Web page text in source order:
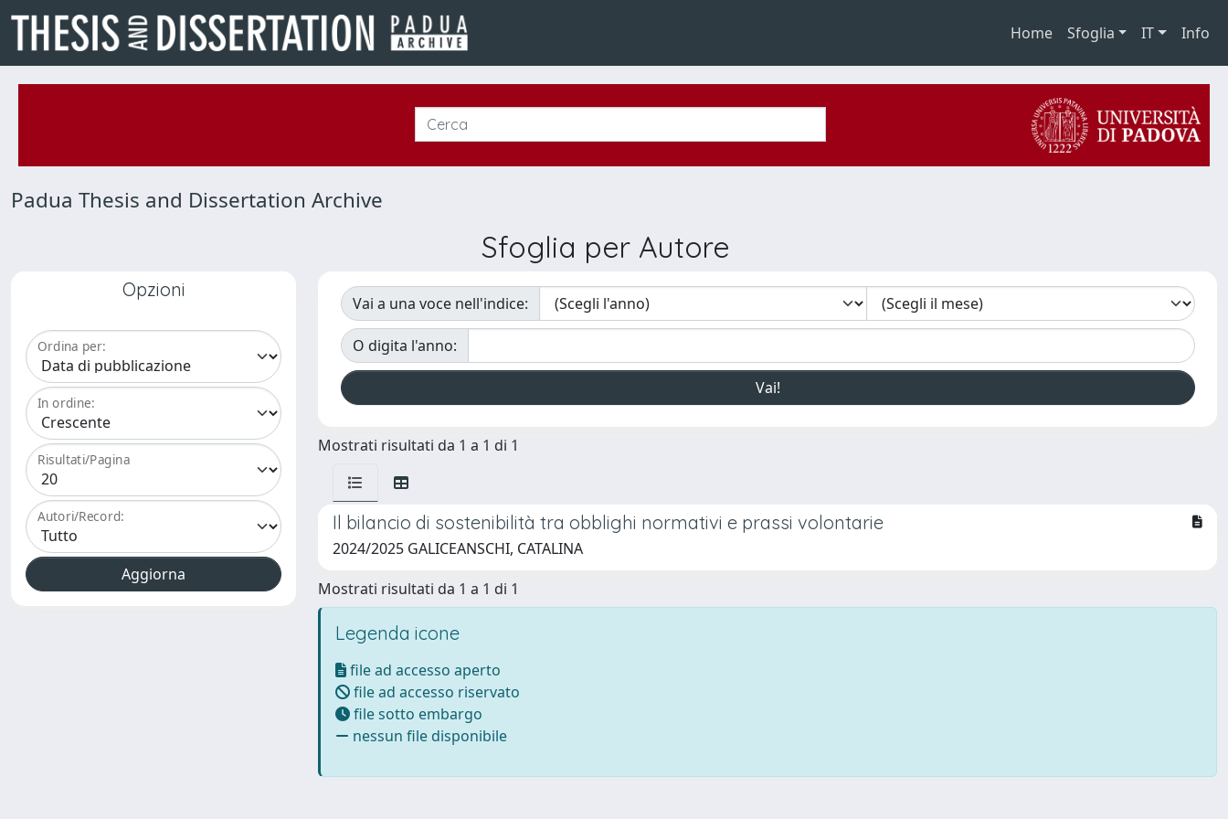
Home Sfoglia IT Info
Padua Thesis and Dissertation Archive
Sfoglia per Autore
Opzioni
Ordina per:
In ordine:
Risultati/Pagina
Autori/Record:
Vai a una voce nell'indice:
O digita l'anno:
Mostrati risultati da 1 a 1 di 1
Il bilancio di sostenibilità tra obblighi normativi e prassi volontarie
2024/2025 GALICEANSCHI, CATALINA
Mostrati risultati da 1 a 1 di 1
Legenda icone
file ad accesso aperto
file ad accesso riservato
file sotto embargo
nessun file disponibile